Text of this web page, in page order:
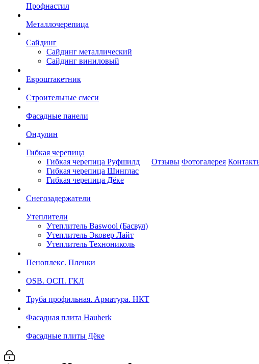
Профнастил
Металлочерепица
Сайдинг
Сайдинг металлический
Сайдинг виниловый
Евроштакетник
Строительные смеси
Фасадные панели
Ондулин
Гибкая черепица
Гибкая черепица Руфшилд
Гибкая черепица Шинглас
Гибкая черепица Дёке
Снегозадержатели
Утеплители
Утеплитель Baswool (Басвул)
Утеплитель Эковер Лайт
Утеплитель Технониколь
Пеноплекс. Пленки
OSB. ОСП. ГКЛ
Труба профильная. Арматура. НКТ
Фасадная плита Hauberk
Фасадные плиты Дёке
Отзывы Фотогалерея